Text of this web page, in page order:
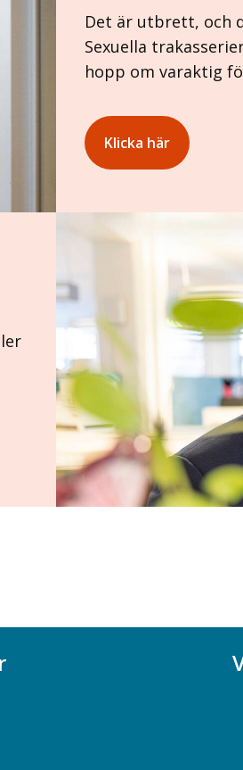
Det är utbrett, och
Sexuella
hopp om varaktig
Klicka här